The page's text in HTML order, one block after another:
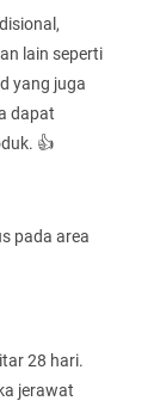
lain seperti
yang juga
dapat
👍
pada area
28 hari.
jerawat